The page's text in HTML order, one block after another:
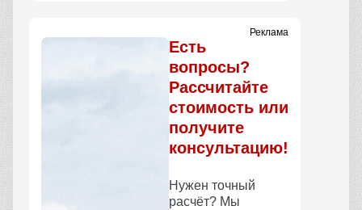
Реклама
Есть
вопросы?
Рассчитайте
стоимость или
получите
консультацию!
Нужен точный
расчёт? Мы